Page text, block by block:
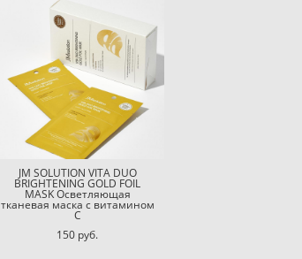
JM SOLUTION VITA DUO
BRIGHTENING GOLD FOIL
MASK Осветляющая
тканевая маска с витамином
С
150 pуб.